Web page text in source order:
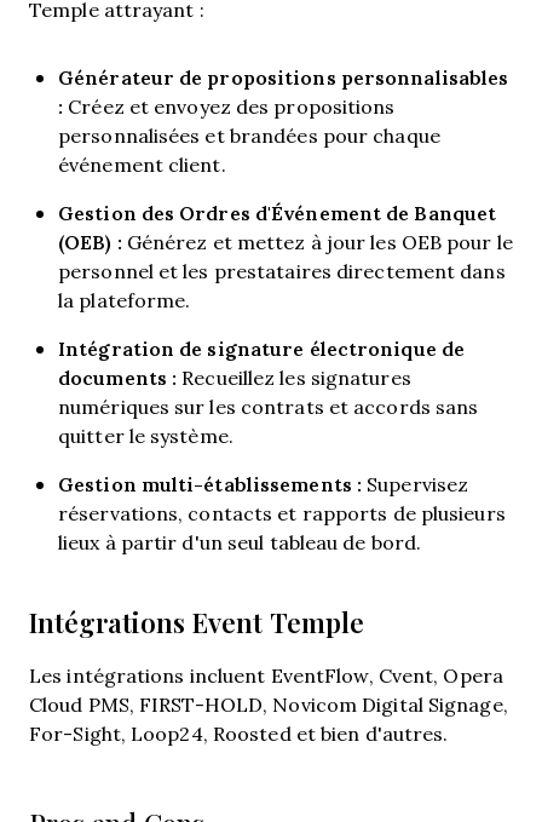
Temple attrayant :
Générateur de propositions personnalisables
: Créez et envoyez des propositions
personnalisées et brandées pour chaque
événement client.
Gestion des Ordres d'Événement de Banquet
(OEB) : Générez et mettez à jour les OEB pour le
personnel et les prestataires directement dans
la plateforme.
Intégration de signature électronique de
documents : Recueillez les signatures
numériques sur les contrats et accords sans
quitter le système.
Gestion multi-établissements : Supervisez
réservations, contacts et rapports de plusieurs
lieux à partir d'un seul tableau de bord.
Intégrations Event Temple
Les intégrations incluent EventFlow, Cvent, Opera
Cloud PMS, FIRST-HOLD, Novicom Digital Signage,
For-Sight, Loop24, Roosted et bien d'autres.